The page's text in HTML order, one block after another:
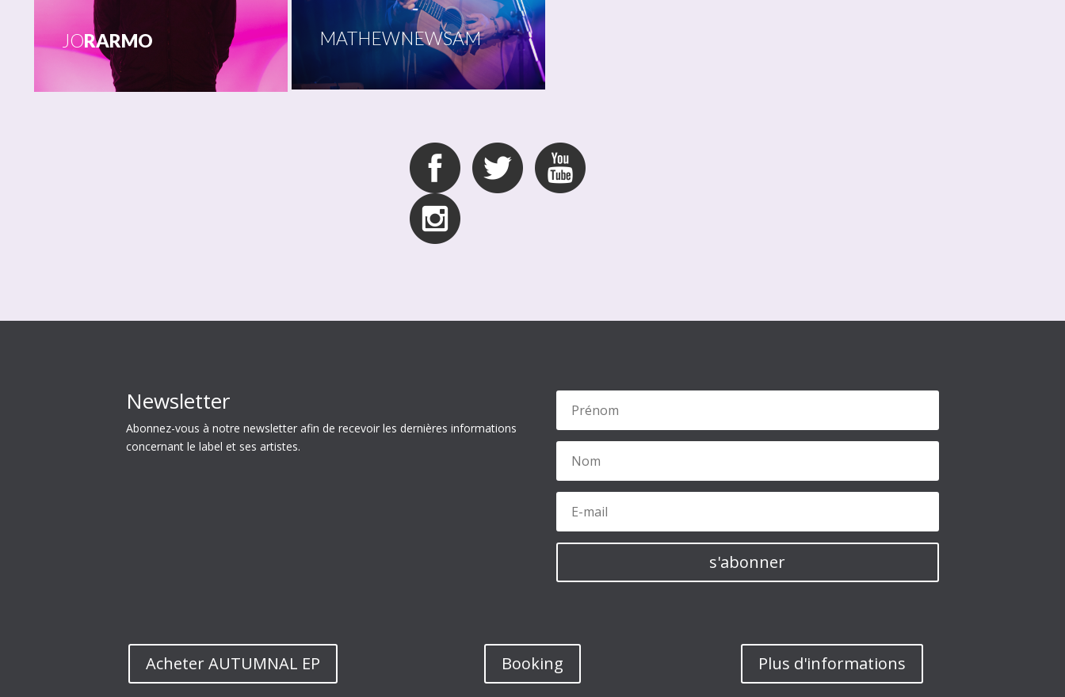
JORARMO MATHEWNEWSAM
Newsletter
Abonnez-vous à notre newsletter afin de recevoir les dernières informations
concernant le label et ses artistes.
s'abonner
Acheter AUTUMNAL EP Booking Plus d'informations